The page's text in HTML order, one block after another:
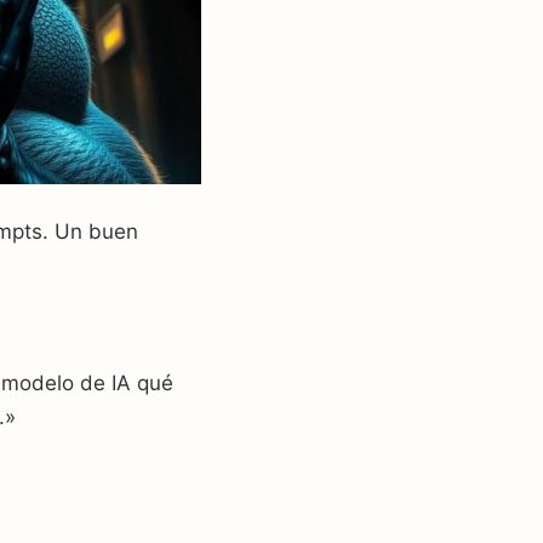
Un buen
de IA qué